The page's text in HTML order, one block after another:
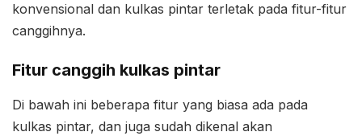
konvensional dan kulkas pintar terletak pada fitur-fitur
canggihnya.
Fitur canggih kulkas pintar
Di bawah ini beberapa fitur yang biasa ada pada
kulkas pintar, dan juga sudah dikenal akan